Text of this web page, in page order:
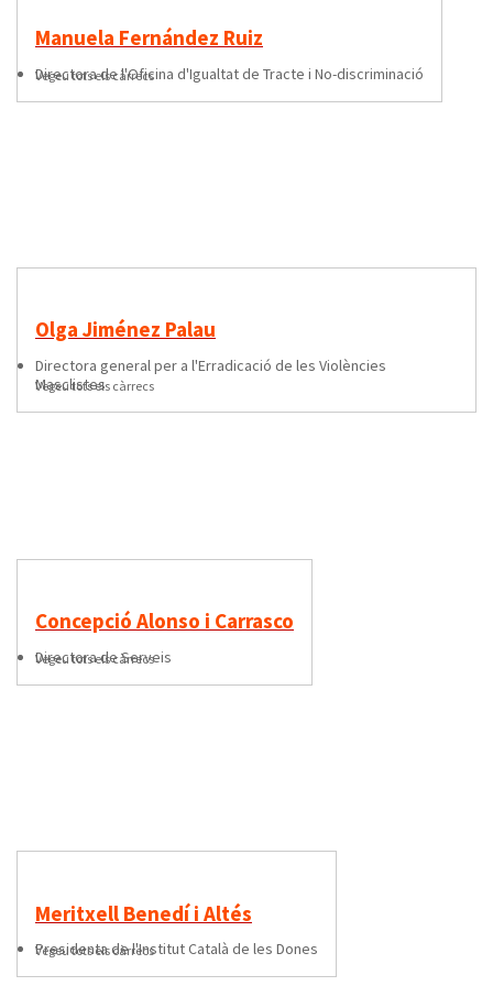
Manuela Fernández Ruiz
directora de l'Oficina d'Igualtat de Tracte i No-discriminació
Vegeu tots els càrrecs
Olga Jiménez Palau
directora general per a l'Erradicació de les Violències
Masclistes
Vegeu tots els càrrecs
Concepció Alonso i Carrasco
directora de Serveis
Vegeu tots els càrrecs
Meritxell Benedí i Altés
presidenta de l'Institut Català de les Dones
Vegeu tots els càrrecs